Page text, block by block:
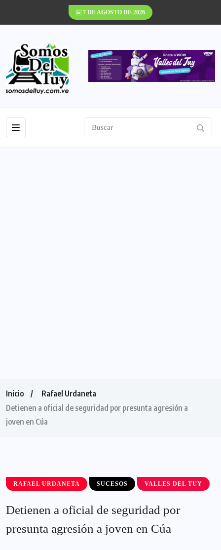
7 DE AGOSTO DE 2026
Inicio
Rafael Urdaneta
Detienen a oficial de seguridad por presunta agresión a
joven en Cúa
RAFAEL URDANETA SUCESOS VALLES DEL TUY
Detienen a oficial de seguridad por
presunta agresión a joven en Cúa